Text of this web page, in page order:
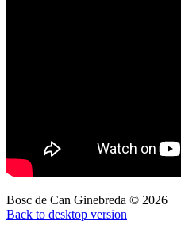
Bosc de Can Ginebreda © 2026
Back to desktop version